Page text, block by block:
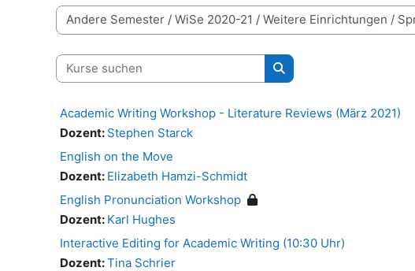
Kursbereiche
Kurse suchen
Kurse suchen
Academic Writing Workshop - Literature Reviews (März 2021)
Dozent: Stephen Starck
English on the Move
Dozent: Elizabeth Hamzi-Schmidt
English Pronunciation Workshop
Dozent: Karl Hughes
Interactive Editing for Academic Writing (10:30 Uhr)
Dozent:Tina Schrier